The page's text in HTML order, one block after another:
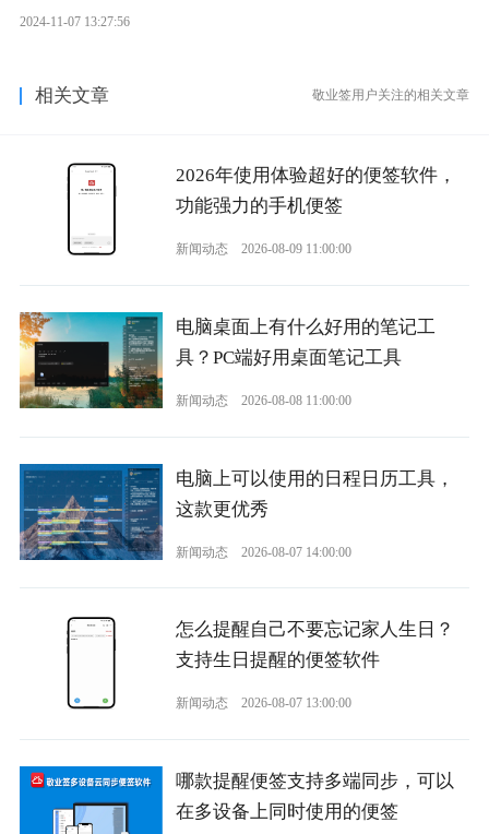
2024-11-07 13:27:56
相关文章 敬业签用户关注的相关文章
2026年使用体验超好的便签软件，
功能强力的手机便签
新闻动态 2026-08-09 11:00:00
电脑桌面上有什么好用的笔记工
具？PC端好用桌面笔记工具
新闻动态 2026-08-08 11:00:00
电脑上可以使用的日程日历工具，
这款更优秀
新闻动态 2026-08-07 14:00:00
怎么提醒自己不要忘记家人生日？
支持生日提醒的便签软件
新闻动态 2026-08-07 13:00:00
哪款提醒便签支持多端同步，可以
在多设备上同时使用的便签